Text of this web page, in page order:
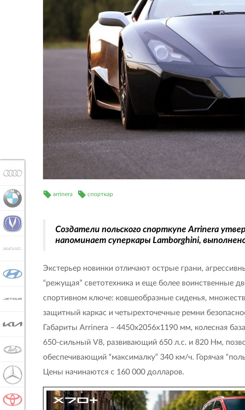
arrinera спорткар
Создатели польского спорткупе Arrinera
напоминает суперкары Lamborghini,
Экстерьер новинки отличают острые грани,
“режущая” светотехника и еще более воинственные
спортивном ключе: ковшеобразные сиденья,
защитный каркас и четырехточечные ремни
Габариты Arrinera – 4450х2056х1190 мм, колесная
650-сильный V8, развивающий 650 л.с. и 820 Нм,
обеспечивающий “максималку” 340 км/ч. Горячая
Цены начинаются с 160 000 долларов.
JETOUR
MERCEDES-BENZ
TOYOTA